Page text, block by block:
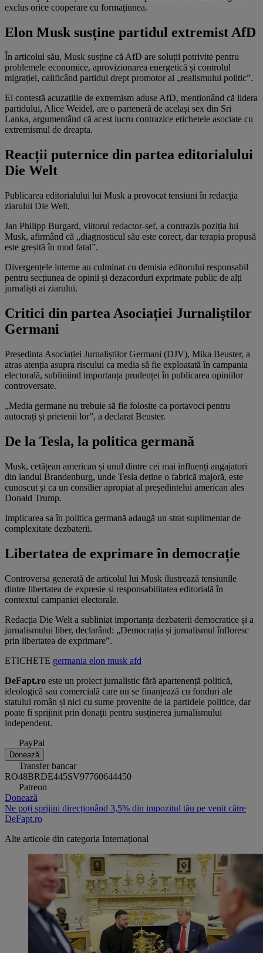
exclus orice cooperare cu formațiunea.
Elon Musk susține partidul extremist AfD
În articolul său, Musk susține că AfD are soluții potrivite pentru
problemele economice, aprovizionarea energetică și controlul
migrației, calificând partidul drept promotor al „realismului politic”.
El contestă acuzațiile de extremism aduse AfD, menționând că lidera
partidului, Alice Weidel, are o parteneră de același sex din Sri
Lanka, argumentând că acest lucru contrazice etichetele asociate cu
extremismul de dreapta.
Reacții puternice din partea editorialului
Die Welt
Publicarea editorialului lui Musk a provocat tensiuni în redacția
ziarului Die Welt.
Jan Philipp Burgard, viitorul redactor-șef, a contrazis poziția lui
Musk, afirmând că „diagnosticul său este corect, dar terapia propusă
este greșită în mod fatal”.
Divergențele interne au culminat cu demisia editorului responsabil
pentru secțiunea de opinii și dezacorduri exprimate public de alți
jurnaliști ai ziarului.
Critici din partea Asociației Jurnaliștilor
Germani
Președinta Asociației Jurnaliștilor Germani (DJV), Mika Beuster, a
atras atenția asupra riscului ca media să fie exploatată în campania
electorală, subliniind importanța prudenței în publicarea opiniilor
controversate.
„Media germane nu trebuie să fie folosite ca portavoci pentru
autocrați și prietenii lor”, a declarat Beuster.
De la Tesla, la politica germană
Musk, cetățean american și unul dintre cei mai influenți angajatori
din landul Brandenburg, unde Tesla deține o fabrică majoră, este
cunoscut și ca un consilier apropiat al președintelui american ales
Donald Trump.
Implicarea sa în politica germană adaugă un strat suplimentar de
complexitate dezbaterii.
Libertatea de exprimare în democrație
Controversa generată de articolul lui Musk ilustrează tensiunile
dintre libertatea de expresie și responsabilitatea editorială în
contextul campaniei electorale.
Redacția Die Welt a subliniat importanța dezbaterii democratice și a
jurnalismului liber, declarând: „Democrația și jurnalismul înfloresc
prin libertatea de exprimare”.
ETICHETE germania elon musk afd
DeFapt.ro este un proiect jurnalistic fără apartenență politică,
ideologică sau comercială care nu se finanțează cu fonduri ale
statului român și nici cu sume provenite de la partidele politice, dar
poate fi sprijinit prin donații pentru susținerea jurnalismului
independent.
PayPal
Donează
Transfer bancar
RO48BRDE445SV97760644450
Patreon
Donează
Ne poți sprijini direcționând 3,5% din impozitul tău pe venit către
DeFapt.ro
Alte articole din categoria Internațional